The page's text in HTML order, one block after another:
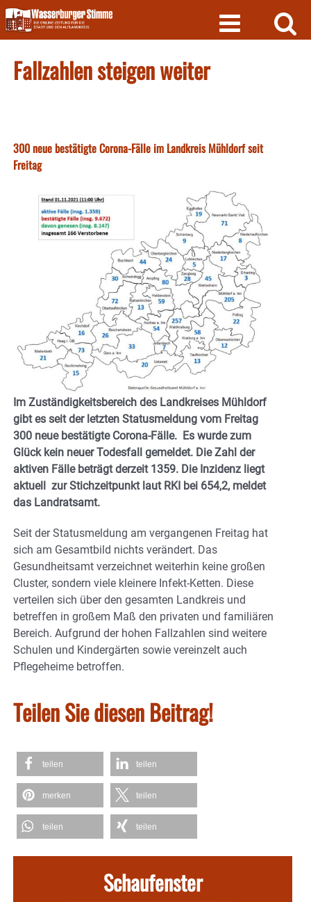
Skip
to
content
Fallzahlen steigen weiter
300 neue bestätigte Corona-Fälle im Landkreis Mühldorf seit
Freitag
Im Zuständigkeitsbereich des Landkreises Mühldorf
gibt es seit der letzten Statusmeldung vom Freitag
300 neue bestätigte Corona-Fälle. Es wurde zum
Glück kein neuer Todesfall gemeldet. Die Zahl der
aktiven Fälle beträgt derzeit 1359. Die Inzidenz liegt
aktuell zur Stichzeitpunkt laut RKI bei 654,2, meldet
das Landratsamt.
Seit der Statusmeldung am vergangenen Freitag hat
sich am Gesamtbild nichts verändert. Das
Gesundheitsamt verzeichnet weiterhin keine großen
Cluster, sondern viele kleinere Infekt-Ketten. Diese
verteilen sich über den gesamten Landkreis und
betreffen in großem Maß den privaten und familiären
Bereich. Aufgrund der hohen Fallzahlen sind weitere
Schulen und Kindergärten sowie vereinzelt auch
Pflegeheime betroffen.
Teilen Sie diesen Beitrag!
teilen teilen
merken teilen
teilen teilen
Schaufenster